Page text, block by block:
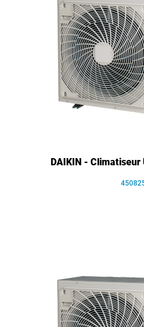
DAIKIN - Climatiseur